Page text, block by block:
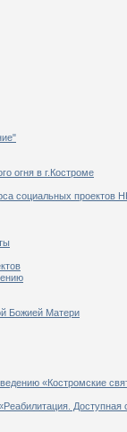
огня в г.Костроме
социальных проектов
Божией Матери
«Костромские
Доступная